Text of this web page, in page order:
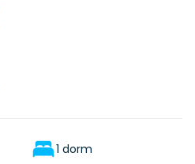
1 dorm